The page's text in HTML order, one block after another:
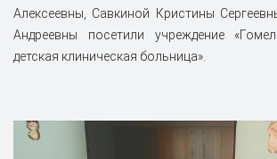
Алексеевны, Савкиной Кристины
Андреевны посетили учреждение
детская клиническая больница».